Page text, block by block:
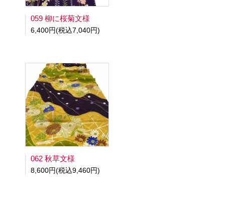
059 柳に桜菊文様
6,400円(税込7,040円)
062 秋草文様
8,600円(税込9,460円)